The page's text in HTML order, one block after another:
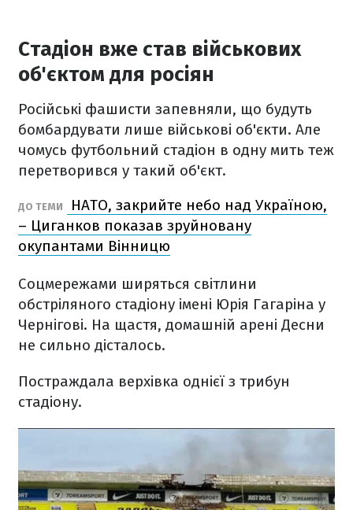
Стадіон вже став військових
об'єктом для росіян
Російські фашисти запевняли, що будуть
бомбардувати лише військові об'єкти. Але
чомусь футбольний стадіон в одну мить теж
перетворився у такий об'єкт.
ДО ТЕМИ
НАТО, закрийте небо над Україною,
– Циганков показав зруйновану
окупантами Вінницю
Соцмережами ширяться світлини
обстріляного стадіону імені Юрія Гагаріна у
Чернігові. На щастя, домашній арені Десни
не сильно дісталось.
Постраждала верхівка однієї з трибун
стадіону.